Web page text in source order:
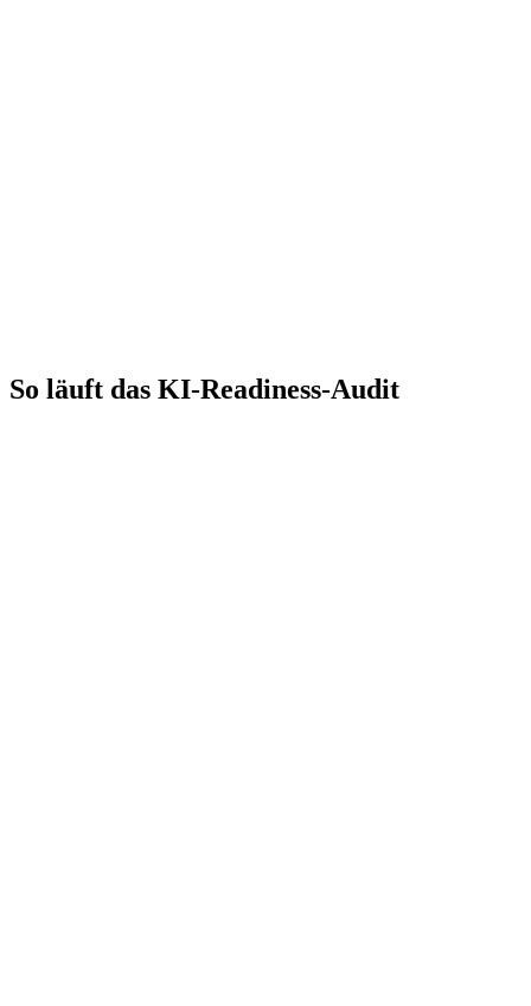
So läuft das KI-Readiness-Audit